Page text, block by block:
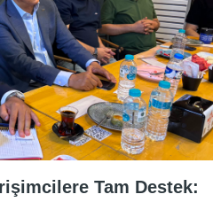
Tam Destek: